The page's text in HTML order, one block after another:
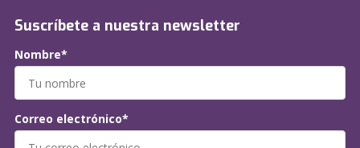
Suscríbete a nuestra newsletter
Nombre*
Correo electrónico*